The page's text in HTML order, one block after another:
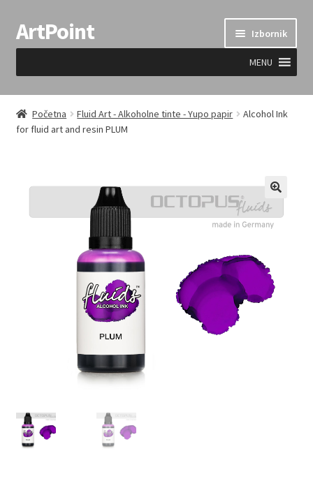
Preskoči
na
Skoči
do
ArtPoint Izbornik
MENU
Uvjeti prodaje
Početna Fluid Art - Alkoholne tinte - Yupo papir
Alcohol Ink
for fluid art and resin PLUM